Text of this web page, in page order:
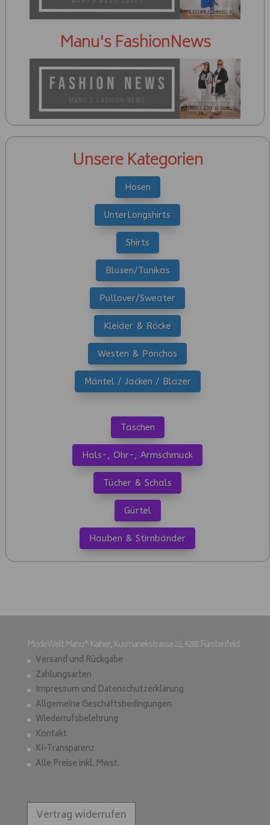
Manu's FashionNews
Unsere Kategorien
Hosen
UnterLongshirts
Shirts
Blusen/Tunikas
Pullover/Sweater
Kleider & Röcke
Westen & Ponchos
Mäntel / Jacken / Blazer
Taschen
Hals-, Ohr-, Armschmuck
Tücher & Schals
Gürtel
Hauben & Stirnbänder
ModeWelt Manu* Kainer, Kusmanekstrasse 22, 8280 Fürstenfeld
Versand und Rückgabe
Zahlungsarten
Impressum und Datenschutzerklärung
Allgemeine Geschäftsbedingungen
Wiederrufsbelehrung
Kontakt
KI-Transparenz
Alle Preise inkl. Mwst.
Vertrag widerrufen